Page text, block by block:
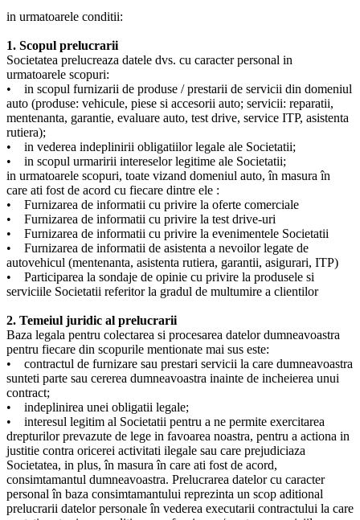
in urmatoarele conditii:
1. Scopul prelucrarii
Societatea prelucreaza datele dvs. cu caracter personal in
urmatoarele scopuri:
• in scopul furnizarii de produse / prestarii de servicii din domeniul
auto (produse: vehicule, piese si accesorii auto; servicii: reparatii,
mentenanta, garantie, evaluare auto, test drive, service ITP, asistenta
rutiera);
• in vederea indeplinirii obligatiilor legale ale Societatii;
• in scopul urmaririi intereselor legitime ale Societatii;
in urmatoarele scopuri, toate vizand domeniul auto, în masura în
care ati fost de acord cu fiecare dintre ele :
• Furnizarea de informatii cu privire la oferte comerciale
• Furnizarea de informatii cu privire la test drive-uri
• Furnizarea de informatii cu privire la evenimentele Societatii
• Furnizarea de informatii de asistenta a nevoilor legate de
autovehicul (mentenanta, asistenta rutiera, garantii, asigurari, ITP)
• Participarea la sondaje de opinie cu privire la produsele si
serviciile Societatii referitor la gradul de multumire a clientilor
2. Temeiul juridic al prelucrarii
Baza legala pentru colectarea si procesarea datelor dumneavoastra
pentru fiecare din scopurile mentionate mai sus este:
• contractul de furnizare sau prestari servicii la care dumneavoastra
sunteti parte sau cererea dumneavoastra inainte de incheierea unui
contract;
• indeplinirea unei obligatii legale;
• interesul legitim al Societatii pentru a ne permite exercitarea
drepturilor prevazute de lege in favoarea noastra, pentru a actiona in
justitie contra oricerei activitati ilegale sau care prejudiciaza
Societatea, in plus, în masura în care ati fost de acord,
consimtamantul dumneavoastra. Prelucrarea datelor cu caracter
personal în baza consimtamantului reprezinta un scop aditional
prelucrarii datelor personale în vederea executarii contractului la care